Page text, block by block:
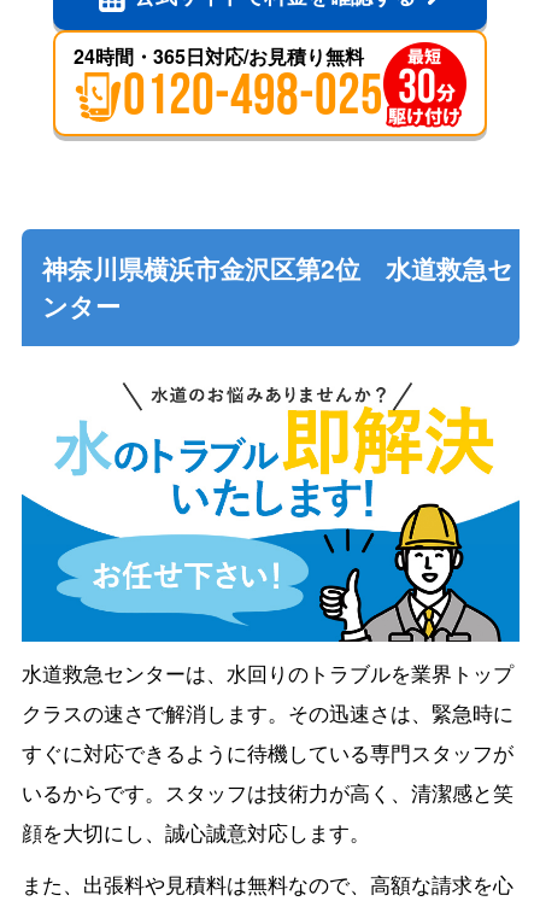
24時間・365日対応/お見積り無料
0120-498-025
神奈川県横浜市金沢区第2位 水道救急セ
ンター
水道救急センターは、水回りのトラブルを業界トップ
クラスの速さで解消します。その迅速さは、緊急時に
すぐに対応できるように待機している専門スタッフが
いるからです。スタッフは技術力が高く、清潔感と笑
顔を大切にし、誠心誠意対応します。
また、出張料や見積料は無料なので、高額な請求を心